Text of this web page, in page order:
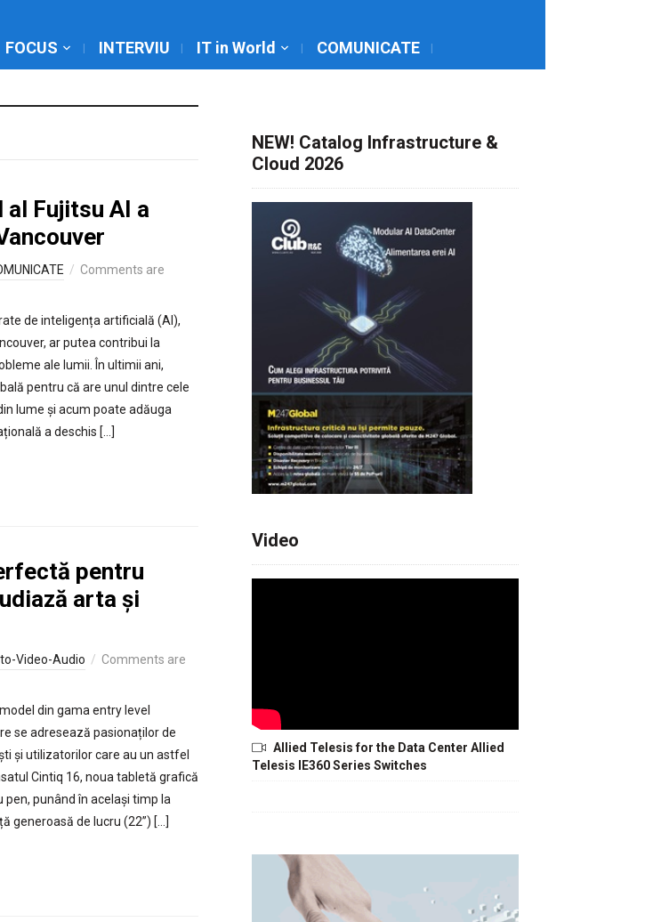
FOCUS INTERVIU IT in World COMUNICATE
Fujitsu AI a
Comments are
de inteligența artificială (AI),
ar putea contribui la
ale lumii. În ultimii ani,
pentru că are unul dintre cele
lume și acum poate adăuga
a deschis […]
pentru
arta și
Video-Audio
Comments are
din gama entry level
se adresează pasionaților de
și utilizatorilor care au un astfel
Cintiq 16, noua tabletă grafică
punând în același timp la
generoasă de lucru (22”) […]
NEW! Catalog Infrastructure &
Cloud 2026
Video
Allied Telesis for the Data Center Allied
Telesis IE360 Series Switches